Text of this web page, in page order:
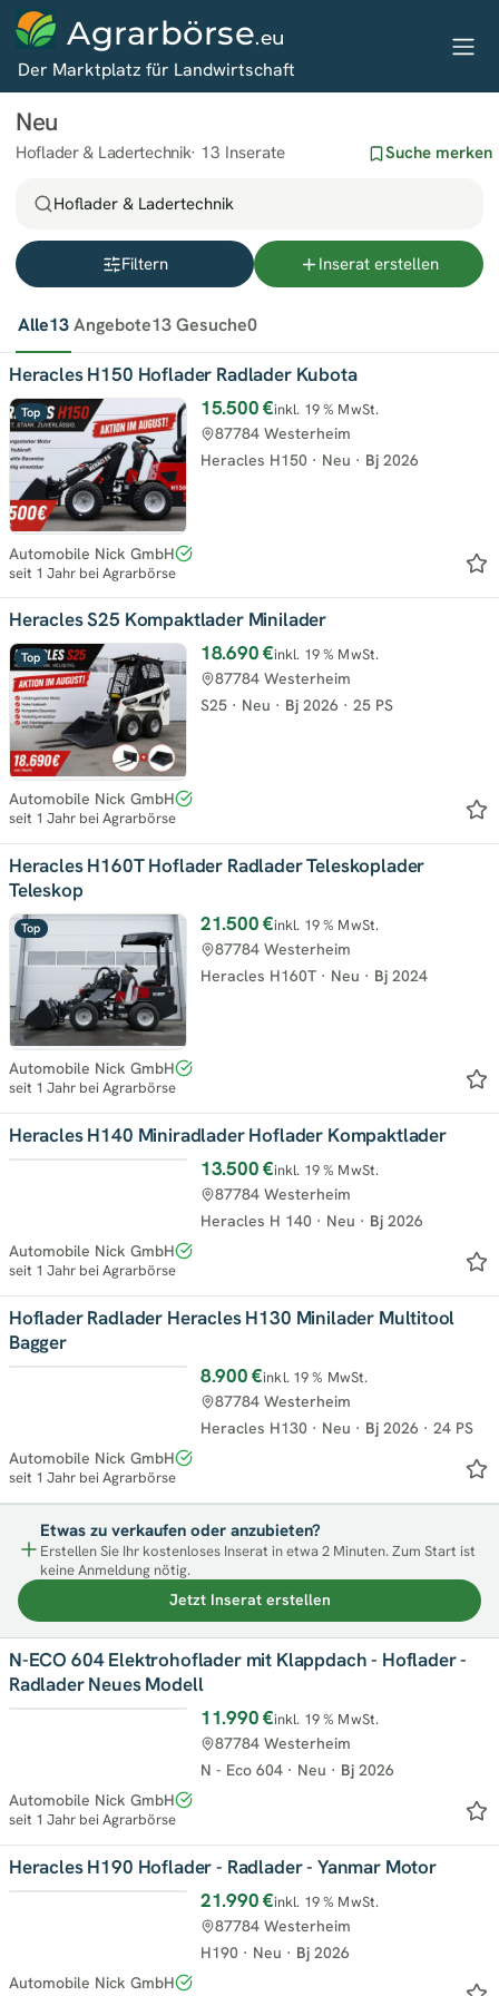
Agrarbörse.eu
Der Marktplatz für Landwirtschaft
Neu
Hoflader & Ladertechnik 13 Inserate Suche merken
Hoflader & Ladertechnik
Filtern Inserat erstellen
Alle13Angebote13Gesuche0
Top
Heracles H150 Hoflader Radlader Kubota
15.500 €inkl. 19 % MwSt.
Heracles H150 · Neu · Bj 2026
87784 Westerheim
Automobile Nick GmbH
seit 1 Jahr bei Agrarbörse
Top
Heracles S25 Kompaktlader Minilader
18.690 €inkl. 19 % MwSt.
S25 · Neu · Bj 2026 ·25 PS
87784 Westerheim
Automobile Nick GmbH
seit 1 Jahr bei Agrarbörse
Top
Heracles H160T Hoflader Radlader Teleskoplader
Teleskop
21.500 €inkl. 19 % MwSt.
Heracles H160T · Neu · Bj 2024
87784 Westerheim
Automobile Nick GmbH
seit 1 Jahr bei Agrarbörse
Heracles H140 Miniradlader Hoflader Kompaktlader
13.500 €inkl. 19 % MwSt.
Heracles H 140 · Neu · Bj 2026
87784 Westerheim
Automobile Nick GmbH
seit 1 Jahr bei Agrarbörse
Hoflader Radlader Heracles H130 Minilader Multitool
Bagger
8.900 €inkl. 19 % MwSt.
Heracles H130 · Neu · Bj 2026 ·24 PS
87784 Westerheim
Automobile Nick GmbH
seit 1 Jahr bei Agrarbörse
Etwas zu verkaufen oder anzubieten?
Erstellen Sie Ihr kostenloses Inserat in etwa 2 Minuten. Zum Start ist
keine Anmeldung nötig.
Jetzt Inserat erstellen
N-ECO 604 Elektrohoflader mit Klappdach - Hoflader -
Radlader Neues Modell
11.990 €inkl. 19 % MwSt.
N - Eco 604 · Neu · Bj 2026
87784 Westerheim
Automobile Nick GmbH
seit 1 Jahr bei Agrarbörse
Heracles H190 Hoflader - Radlader - Yanmar Motor
21.990 €inkl. 19 % MwSt.
H190 · Neu · Bj 2026
87784 Westerheim
Automobile Nick GmbH